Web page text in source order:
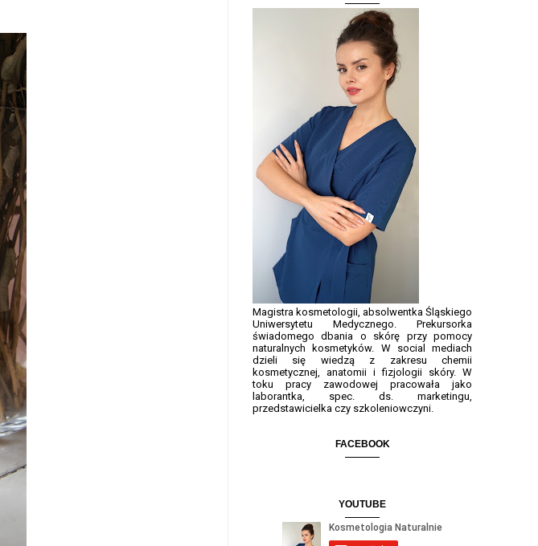
Magistra kosmetologii, absolwentka Śląskiego
Uniwersytetu Medycznego. Prekursorka
świadomego dbania o skórę przy pomocy
naturalnych kosmetyków. W social mediach
dzieli się wiedzą z zakresu chemii
kosmetycznej, anatomii i fizjologii skóry. W
toku pracy zawodowej pracowała jako
laborantka, spec. ds. marketingu,
przedstawicielka czy szkoleniowczyni.
FACEBOOK
YOUTUBE